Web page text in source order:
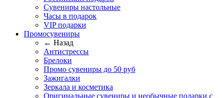
Сувениры настольные
Часы в подарок
VIP подарки
Промосувениры
← Назад
Антистрессы
Брелоки
Промо сувениры до 50 руб
Зажигалки
Зеркала и косметика
Оригинальные сувениры и необычные подарки с